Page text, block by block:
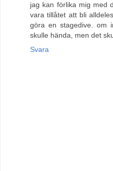
jag kan förlika mig med
vara tillåtet att bli
göra en stagedive. om
skulle hända, men det
Svara